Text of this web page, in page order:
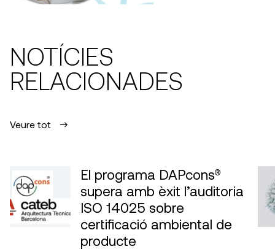
NOTÍCIES
RELACIONADES
Veure tot
El programa DAPcons®
supera amb èxit l’auditoria
ISO 14025 sobre
certificació ambiental de
producte